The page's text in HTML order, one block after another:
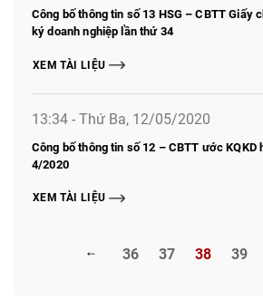
Công bố thông tin số 13 HSG – CBTT Giấy
ký doanh nghiệp lần thứ 34
XEM TÀI LIỆU
13:34 - Thứ Ba, 12/05/2020
Công bố thông tin số 12 – CBTT ước KQKD
4/2020
XEM TÀI LIỆU
36 37 38 39